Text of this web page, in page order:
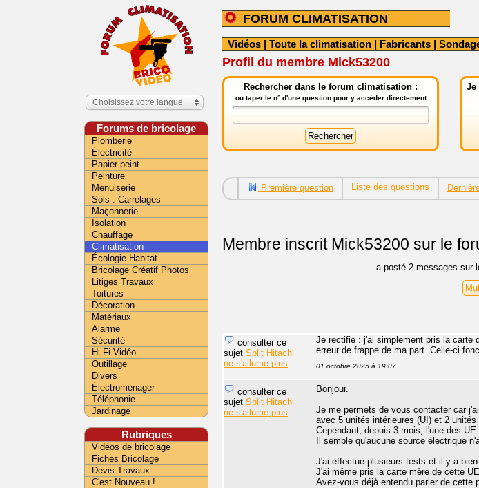
FORUM CLIMATISATION
Vidéos | Toute la climatisation | Fabricants |
Profil du membre Mick53200
Rechercher dans le forum climatisation :
ou taper le n° d'une question pour y accéder directement
Je
Première question Liste des questions
Membre inscritMick53200 sur le
a posté 2 messages sur
Je rectifie : j'ai simplement pris la carte
erreur de frappe de ma part. Celle-ci
01 octobre 2025 à 19:07
consulter ce
sujet Split Hitachi
ne s'allume plus
Bonjour.
Je me permets de vous contacter car
avec 5 unités intérieures (UI) et 2 unités
Cependant, depuis 3 mois, l'une des
Il semble qu'aucune source électrique
J'ai effectué plusieurs tests et il y a bien
J'ai même pris la carte mère de cette
Avez-vous déjà entendu parler de cette
consulter ce
sujet Split Hitachi
ne s'allume plus
Choisissez votre langue
Forums de bricolage
Plomberie
Électricité
Papier peint
Peinture
Menuiserie
Sols . Carrelages
Maçonnerie
Isolation
Chauffage
Climatisation
Écologie Habitat
Bricolage Créatif Photos
Litiges Travaux
Toitures
Décoration
Matériaux
Alarme
Sécurité
Hi-Fi Vidéo
Outillage
Divers
Électroménager
Téléphonie
Jardinage
Rubriques
Vidéos de bricolage
Fiches Bricolage
Devis Travaux
C'est Nouveau !